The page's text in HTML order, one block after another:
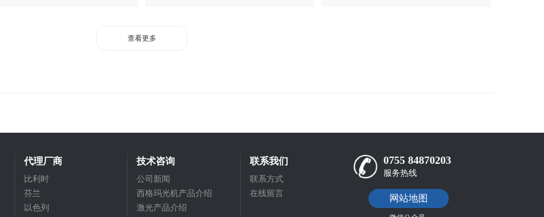
和太赫兹玻璃频率换算表格，可以帮助初
查看更多
代理厂商
比利时
芬兰
以色列
技术咨询
公司新闻
西格玛光机产品介绍
激光产品介绍
联系我们
联系方式
在线留言
0755 84870203
服务热线
网站地图